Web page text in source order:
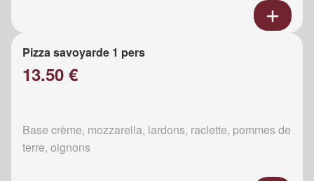
Pizza savoyarde 1 pers
13.50 €
Base crème, mozzarella, lardons, raclette, pommes de
terre, oignons